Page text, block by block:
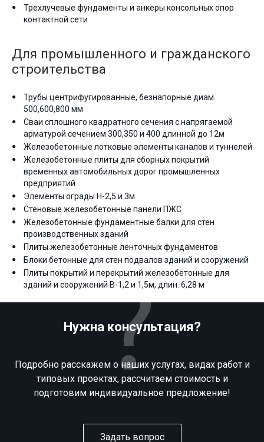
Трехлучевые фундаменты и анкеры консольных опор
контактной сети
Для промышленного и гражданского
строительства
Трубы центрифугированные, безнапорные диам.
500,600,800 мм
Сваи сплошного квадратного сечения с напрягаемой
арматурой сечением 300,350 и 400 длинной до 12м
Железобетонные лотковые элементы каналов и туннелей
Железобетонные плиты для сборных покрытий
временных автомобильных дорог промышленных
предприятий
Элементы ограды Н-2,5 и 3м
Стеновые железобетонные панели ПЖС
Железобетонные фундаментные балки для стен
производственных зданий
Плиты железобетонные ленточных фундаментов
Блоки бетонные для стен подвалов зданий и сооружений
Плиты покрытий и перекрытий железобетонные для
зданий и сооружений В-1,2 и 1,5м, длин. 6,28 м
Нужна консультация?
Подробно расскажем о наших услугах, видах работ и
типовых проектах, рассчитаем стоимость и
подготовим индивидуальное предложение!
Задать вопрос